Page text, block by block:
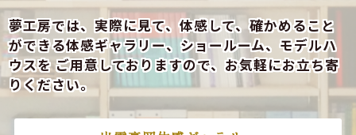
夢工房では、実際に見て、体感して、確かめること
ができる体感ギャラリー、ショールーム、モデルハ
ウスをご用意しておりますので、お気軽にお立ち寄
りください。